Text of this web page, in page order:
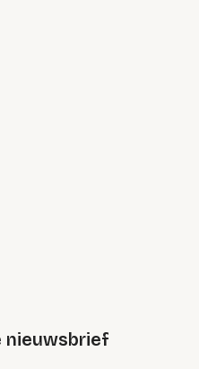
nieuwsbrief